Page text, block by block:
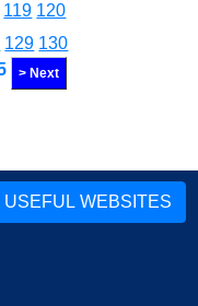
119 120
129 130
> Next
USEFUL WEBSITES